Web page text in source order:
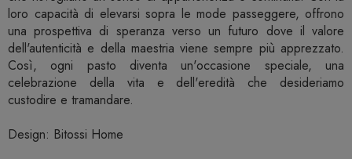
loro capacità di elevarsi sopra le mode passeggere, offrono
una prospettiva di speranza verso un futuro dove il valore
dell'autenticità e della maestria viene sempre più apprezzato.
Così, ogni pasto diventa un'occasione speciale, una
celebrazione della vita e dell'eredità che desideriamo
custodire e tramandare.
Design: Bitossi Home